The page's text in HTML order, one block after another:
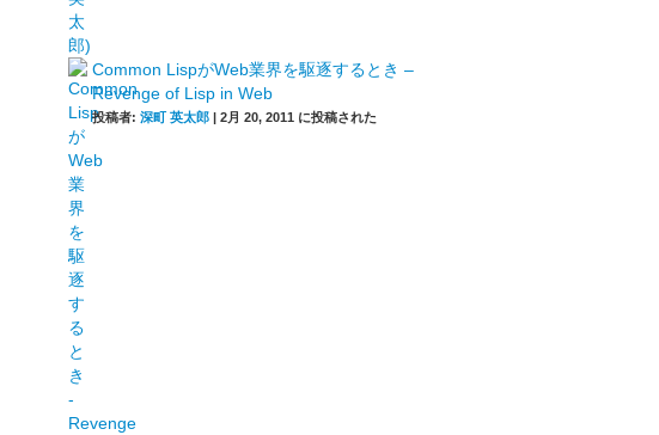
Common LispがWeb業界を駆逐するとき –
Revenge of Lisp in Web
投稿者:深町 英太郎 |2月 20, 2011 に投稿された